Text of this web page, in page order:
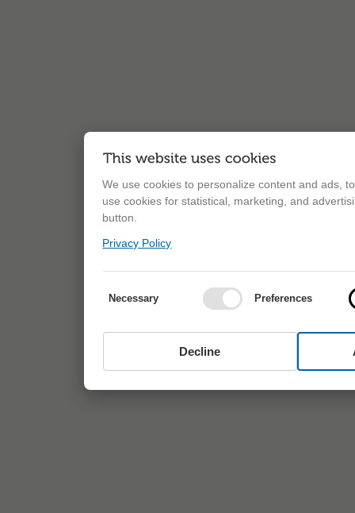
We use cookies to personalize content and ads,
use cookies for statistical, marketing, and
button.
Privacy Policy
Necessary Preferences
Decline